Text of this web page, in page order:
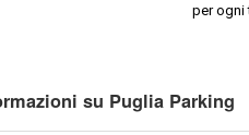
per ogni
su Puglia Parking